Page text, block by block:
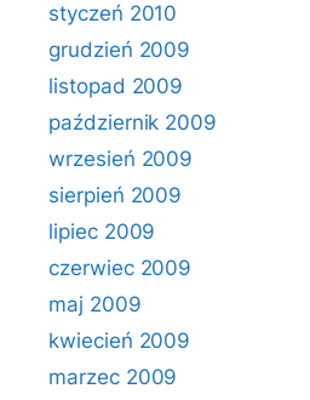
styczeń 2010
grudzień 2009
listopad 2009
październik 2009
wrzesień 2009
sierpień 2009
lipiec 2009
czerwiec 2009
maj 2009
kwiecień 2009
marzec 2009